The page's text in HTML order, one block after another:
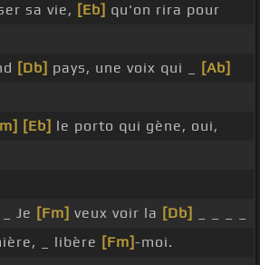
sa vie, [Eb] qu'on rira pour
[Db] pays, une voix qui _
[Ab]
[Eb] le porto qui gène, oui,
_ Je [Fm] veux voir la [Db]
_ libère [Fm]-moi.